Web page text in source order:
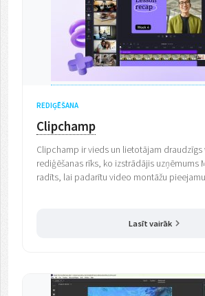
REDIĢĒŠANA
Clipchamp
Clipchamp ir vieds un lietotājam draudzīgs
rediģēšanas rīks, ko izstrādājis uzņēmums
radīts, lai padarītu video montāžu
Lasīt vairāk